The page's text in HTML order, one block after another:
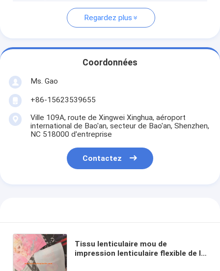
Regardez plus
Coordonnées
Ms. Gao
+86-15623539655
Ville 109A, route de Xingwei Xinghua, aéroport
international de Bao'an, secteur de Bao'an, Shenzhen,
NC 518000 d'entreprise
Contactez
Tissu lenticulaire mou de
impression lenticulaire flexible de la